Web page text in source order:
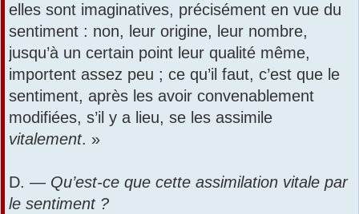
elles sont imaginatives, précisément en vue du
sentiment : non, leur origine, leur nombre,
jusqu’à un certain point leur qualité même,
importent assez peu ; ce qu’il faut, c’est que le
sentiment, après les avoir convenablement
modifiées, s’il y a lieu, se les assimile
vitalement. »
D. — Qu’est-ce que cette assimilation vitale par
le sentiment ?